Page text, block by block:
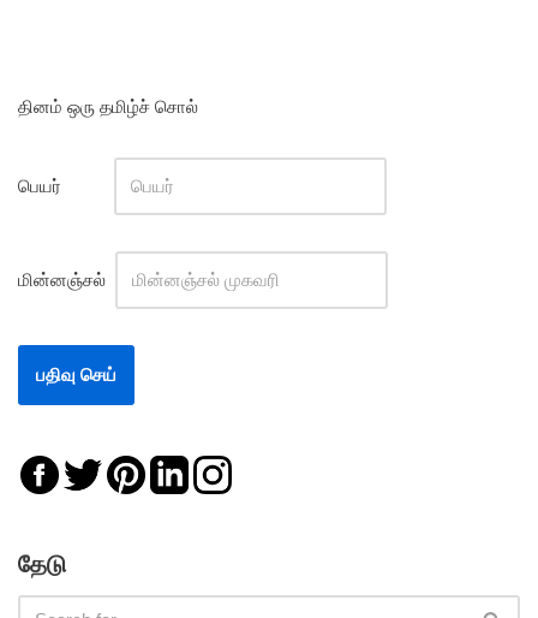
தினம் ஒரு தமிழ்ச் சொல்
பெயர்
மின்னஞ்சல்
தேடு